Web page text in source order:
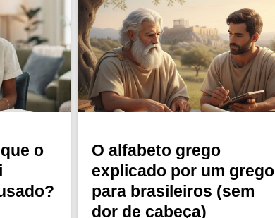
o
O alfabeto grego
explicado por um grego
para brasileiros (sem
dor de cabeça)